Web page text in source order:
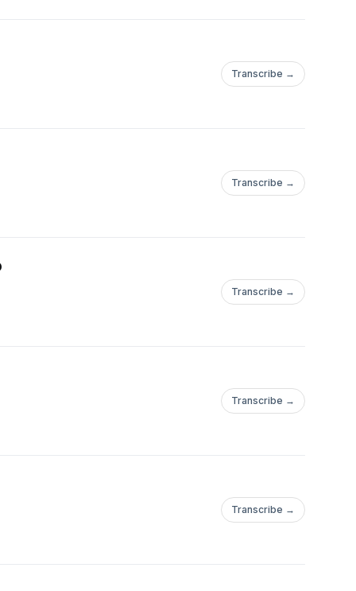
Transcribe →
Transcribe →
Transcribe →
Transcribe →
Transcribe →